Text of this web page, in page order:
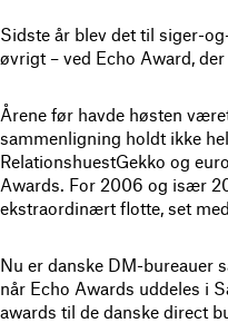
Sidste år blev det til siger-
øvrigt – ved Echo Award,
Årene før havde høsten
sammenligning holdt ikke
RelationshuestGekko og
Awards. For 2006 og især
ekstraordinært flotte, set
Nu er danske DM-bureauer
når Echo Awards uddeles i
awards til de danske direct